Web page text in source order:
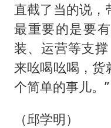
直截了当的说，
最重要的是要
装、运营等支
来吆喝吆喝，货
个简单的事儿。”
（邱学明）